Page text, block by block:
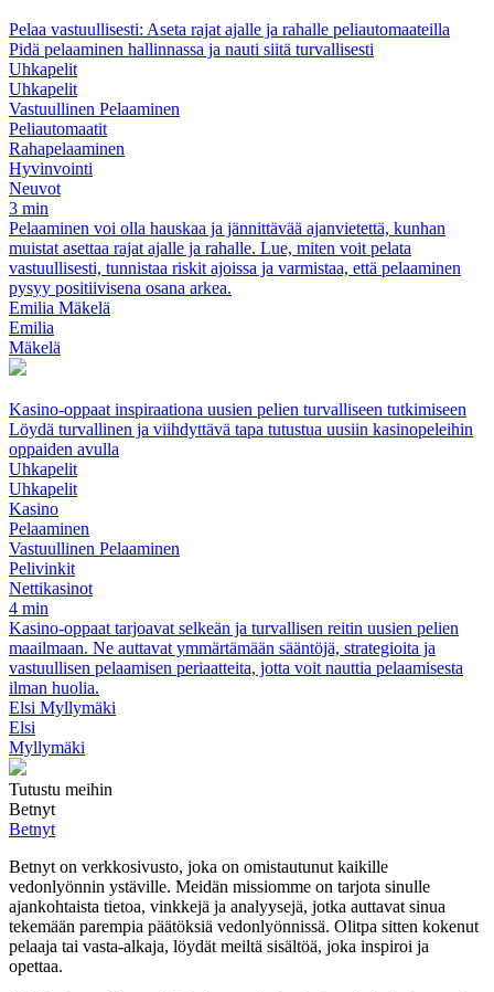
Pelaa vastuullisesti: Aseta rajat ajalle ja rahalle peliautomaateilla
Pidä pelaaminen hallinnassa ja nauti siitä turvallisesti
Uhkapelit
Uhkapelit
Vastuullinen Pelaaminen
Peliautomaatit
Rahapelaaminen
Hyvinvointi
Neuvot
3 min
Pelaaminen voi olla hauskaa ja jännittävää ajanvietettä, kunhan
muistat asettaa rajat ajalle ja rahalle. Lue, miten voit pelata
vastuullisesti, tunnistaa riskit ajoissa ja varmistaa, että pelaaminen
pysyy positiivisena osana arkea.
Emilia Mäkelä
Emilia
Mäkelä
Kasino-oppaat inspiraationa uusien pelien turvalliseen tutkimiseen
Löydä turvallinen ja viihdyttävä tapa tutustua uusiin kasinopeleihin
oppaiden avulla
Uhkapelit
Uhkapelit
Kasino
Pelaaminen
Vastuullinen Pelaaminen
Pelivinkit
Nettikasinot
4 min
Kasino-oppaat tarjoavat selkeän ja turvallisen reitin uusien pelien
maailmaan. Ne auttavat ymmärtämään sääntöjä, strategioita ja
vastuullisen pelaamisen periaatteita, jotta voit nauttia pelaamisesta
ilman huolia.
Elsi Myllymäki
Elsi
Myllymäki
Tutustu meihin
Betnyt
Betnyt
Betnyt on verkkosivusto, joka on omistautunut kaikille
vedonlyönnin ystäville. Meidän missiomme on tarjota sinulle
ajankohtaista tietoa, vinkkejä ja analyysejä, jotka auttavat sinua
tekemään parempia päätöksiä vedonlyönnissä. Olitpa sitten kokenut
pelaaja tai vasta-alkaja, löydät meiltä sisältöä, joka inspiroi ja
opettaa.